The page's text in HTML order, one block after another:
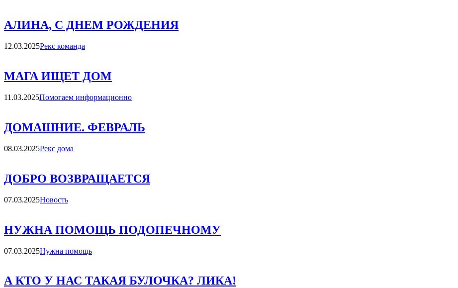
АЛИНА, С ДНЕМ РОЖДЕНИЯ
12.03.2025Категории
Рекс команда
МАГА ИЩЕТ ДОМ
11.03.2025Категории
Помогаем информационно
ДОМАШНИЕ. ФЕВРАЛЬ
08.03.2025Категории
Рекс дома
ДОБРО ВОЗВРАЩАЕТСЯ
07.03.2025Категории
Новость
НУЖНА ПОМОЩЬ ПОДОПЕЧНОМУ
07.03.2025Категории
Нужна помощь
А КТО У НАС ТАКАЯ БУЛОЧКА? ЛИКА!